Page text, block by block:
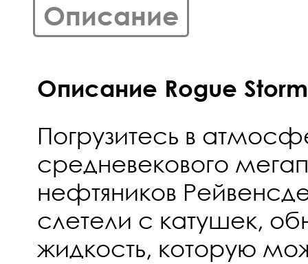
Описание
Описание Rogue
Погрузитесь в
средневекового
нефтяников
слетели с катушек,
жидкость, которую